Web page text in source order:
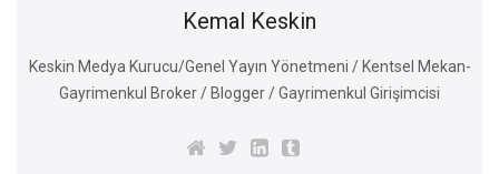
Kemal Keskin
Keskin Medya Kurucu/Genel Yayın Yönetmeni / Kentsel Mekan-
Gayrimenkul Broker / Blogger / Gayrimenkul Girişimcisi